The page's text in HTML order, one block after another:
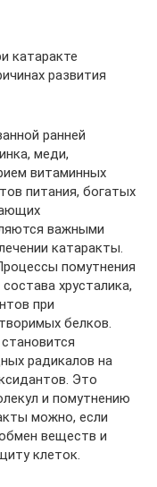
катаракте
развития
ранней
меди,
витаминных
питания, богатых
важными
катаракты.
помутнения
хрусталика,
при
белков.
радикалов на
Это
и помутнению
можно, если
веществ и
клеток.